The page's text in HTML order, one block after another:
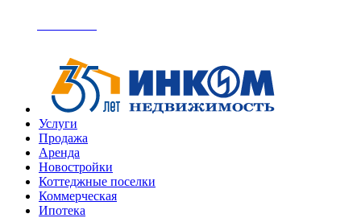
Услуги
Продажа
Аренда
Новостройки
Коттеджные поселки
Коммерческая
Ипотека